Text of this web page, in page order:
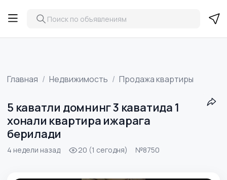
Главная Недвижимость Продажа квартиры
5 каватли домнинг 3 каватида 1
хонали квартира ижарага
берилади
4 недели назад 20 (1 сегодня) №8750